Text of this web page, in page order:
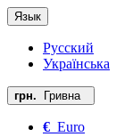
Язык
Русский
Українська
грн. Гривна
€ Euro